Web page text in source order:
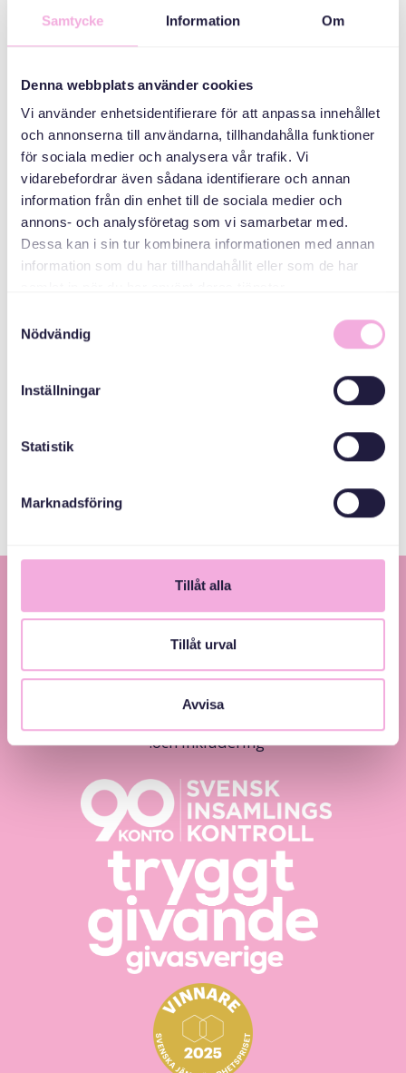
Samtycke Information Om
Denna webbplats använder cookies
Vi använder enhetsidentifierare för att anpassa innehållet
och annonserna till användarna, tillhandahålla funktioner
för sociala medier och analysera vår trafik. Vi
vidarebefordrar även sådana identifierare och annan
information från din enhet till de sociala medier och
annons- och analysföretag som vi samarbetar med.
Dessa kan i sin tur kombinera informationen med annan
information som du har tillhandahållit eller som de har
Nödvändig
Inställningar
Statistik
Marknadsföring
Tillåt alla
Tillåt urval
Avvisa
کنند
Svenska med baby
och inkludering.